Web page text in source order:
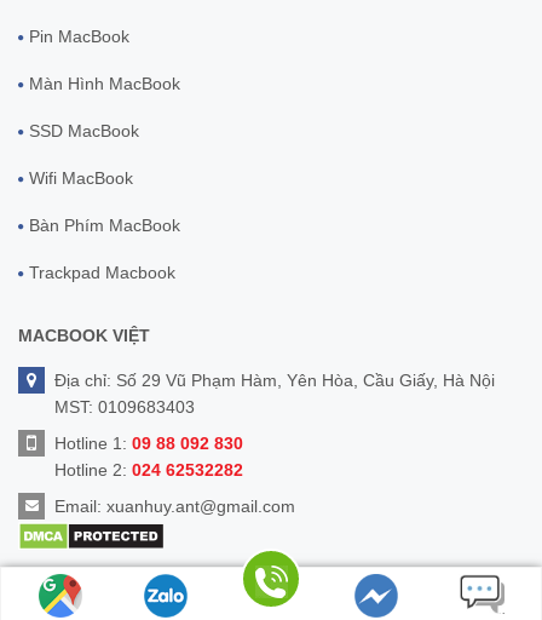
Pin MacBook
Màn Hình MacBook
SSD MacBook
Wifi MacBook
Bàn Phím MacBook
Trackpad Macbook
MACBOOK VIỆT
Địa chỉ: Số 29 Vũ Phạm Hàm, Yên Hòa, Cầu Giấy, Hà Nội
MST: 0109683403
Hotline 1: 09 88 092 830
Hotline 2: 024 62532282
Email: xuanhuy.ant@gmail.com
© Bản quyền thuộc về MacbookViet